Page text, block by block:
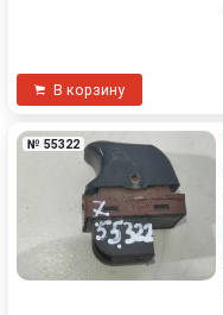
В корзину
№ 55322